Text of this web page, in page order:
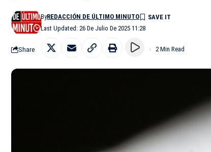
Last Updated: 26 De Julio De 2025 11:28
ByREDACCIÓN DE ÚLTIMO MINUTO
Share 2 Min Read